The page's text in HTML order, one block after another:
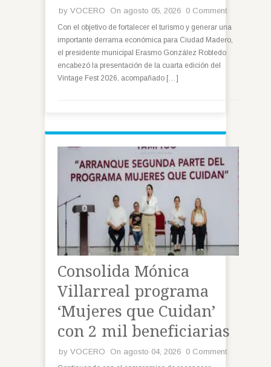
by VOCERO On agosto 05, 2026 0 Comment
Con el objetivo de fortalecer el turismo y generar una
importante derrama económica para Ciudad Madero,
el presidente municipal Erasmo González Robledo
encabezó la presentación de la cuarta edición del
Vintage Fest 2026, acompañado […]
Consolida Mónica
Villarreal programa
‘Mujeres que Cuidan’
con 2 mil beneficiarias
by VOCERO On agosto 04, 2026 0 Comment